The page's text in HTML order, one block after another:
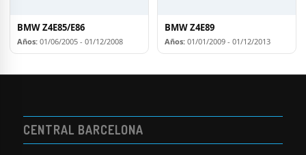
BMW Z4E85/E86
Años: 01/06/2005 - 01/12/2008
BMW Z4E89
Años: 01/01/2009 - 01/12/2013
CENTRAL BARCELONA